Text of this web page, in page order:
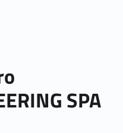
SPA